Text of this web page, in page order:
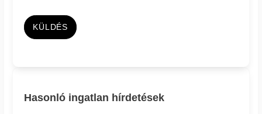
KÜLDÉS
Hasonló ingatlan hírdetések